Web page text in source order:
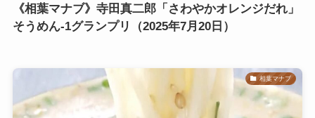
《相葉マナブ》寺田真二郎「さわやかオレンジだれ」
そうめん-1グランプリ（2025年7月20日）
相葉マナブ